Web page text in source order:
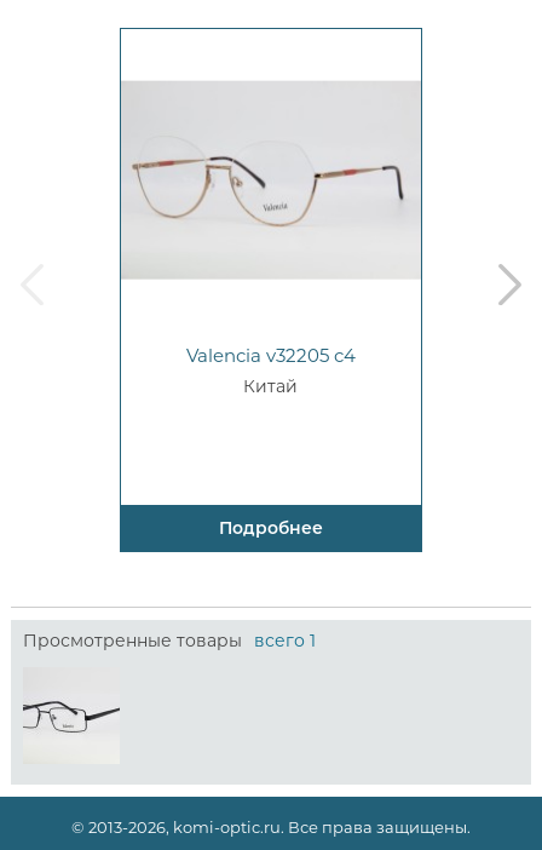
Valencia v32205 c4
Китай
Подробнее
next
Просмотренные товары всего 1
© 2013-2026, komi-optic.ru. Все права защищены.